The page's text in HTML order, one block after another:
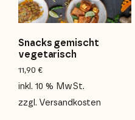
Snacks gemischt
vegetarisch
11,90 €
inkl. 10 % MwSt.
zzgl. Versandkosten